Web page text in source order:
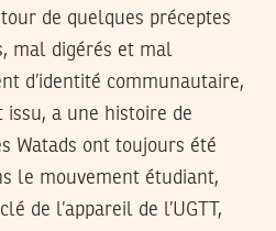
de quelques préceptes
mal digérés et mal
d’identité communautaire,
a une histoire de
Watads ont toujours été
le mouvement étudiant,
de l’appareil de l’UGTT,